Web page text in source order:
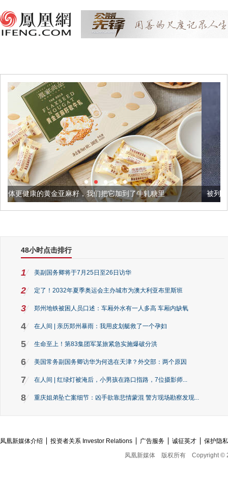
籽，我们把它加到了牛轧糖里 被列入佛家七宝的它到底有
48小时点击排行
1 美副国务卿将于7月25日至26日访华
2 定了！2032年夏季奥运会主办城市为澳大利亚布里斯班
3 郑州地铁被困人员口述：车厢外水有一人多高 车厢内缺氧
4 在人间 | 亲历郑州暴雨：我用皮划艇救了一个孕妇
5 生命至上！第83集团军某旅紧急实施爆破分洪
6 美国常务副国务卿访华为何选在天津？外交部：两个原因
7 在人间 | 红绿灯被淹后，小男孩在路口指路，7位摄影师...
8 重庆姐弟坠亡案细节：凶手欲靠悲情蒙混 警方现场勘察发现...
凤凰新媒体介绍 投资者关系 Investor Relations 广告服务 诚征英才
保护隐
凤凰新媒体
版权所有 Copyright ©